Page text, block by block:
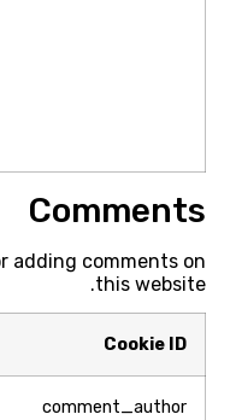
Comments
adding comments on
this website.
Cookie ID
comment_author